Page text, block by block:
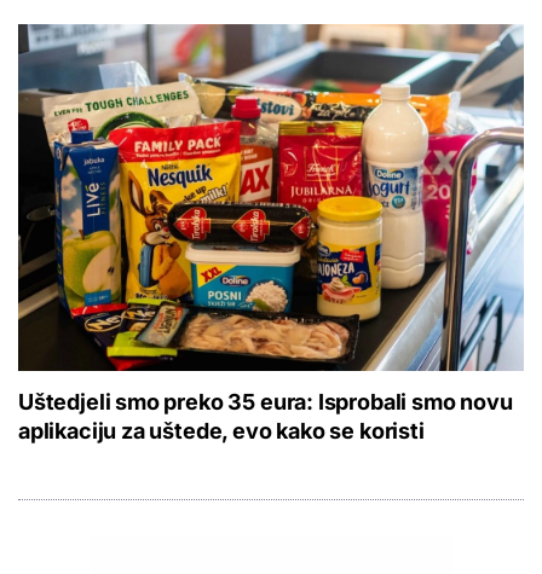
Uštedjeli smo preko 35 eura: Isprobali smo novu
aplikaciju za uštede, evo kako se koristi